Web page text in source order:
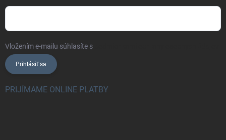
Vložením e-mailu súhlasíte s
Prihlásiť sa
PRIJÍMAME ONLINE PLATBY